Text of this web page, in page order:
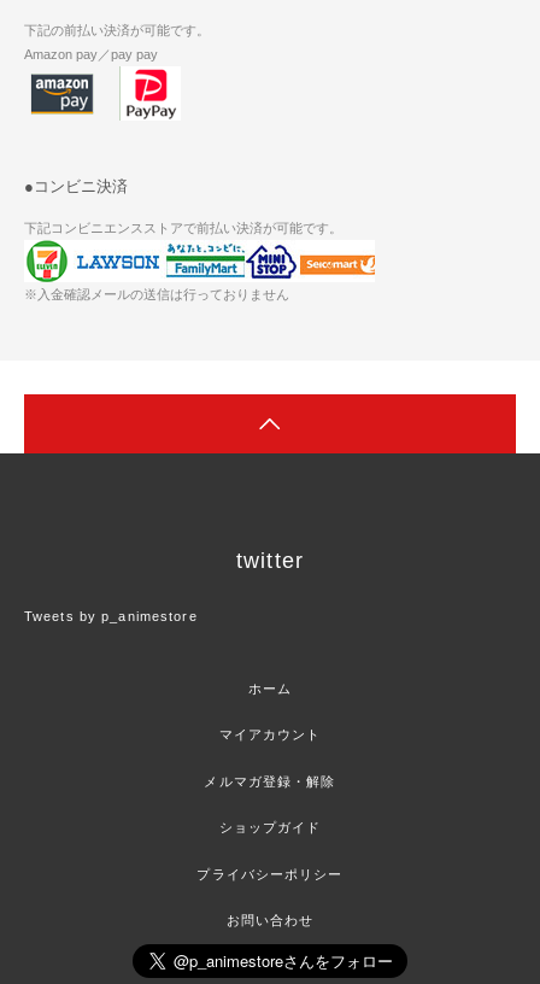
下記の前払い決済が可能です。
Amazon pay／pay pay
●コンビニ決済
下記コンビニエンスストアで前払い決済が可能です。
※入金確認メールの送信は行っておりません
twitter
Tweets by p_animestore
ホーム
マイアカウント
メルマガ登録・解除
ショップガイド
プライバシーポリシー
お問い合わせ